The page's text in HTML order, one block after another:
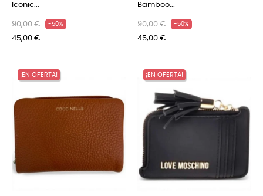
Iconic...
90,00 € -50%
45,00 €
Bamboo...
90,00 € -50%
45,00 €
¡EN OFERTA! ¡EN OFERTA!